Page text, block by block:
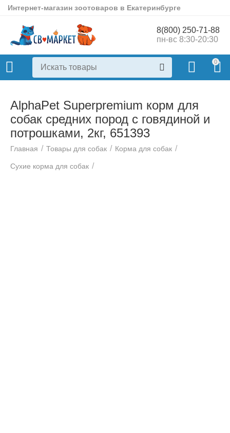
Интернет-магазин зоотоваров в Екатеринбурге
8(800) 250-71-88
пн-вс 8:30-20:30
0
AlphaPet Superpremium корм для
собак средних пород с говядиной и
потрошками, 2кг, 651393
Главная / Товары для собак / Корма для собак /
Сухие корма для собак /